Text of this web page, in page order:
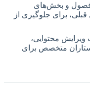
فصول و بخش‌های
برای جلوگیری از
ویرایش محتوایی،
متخصص برای